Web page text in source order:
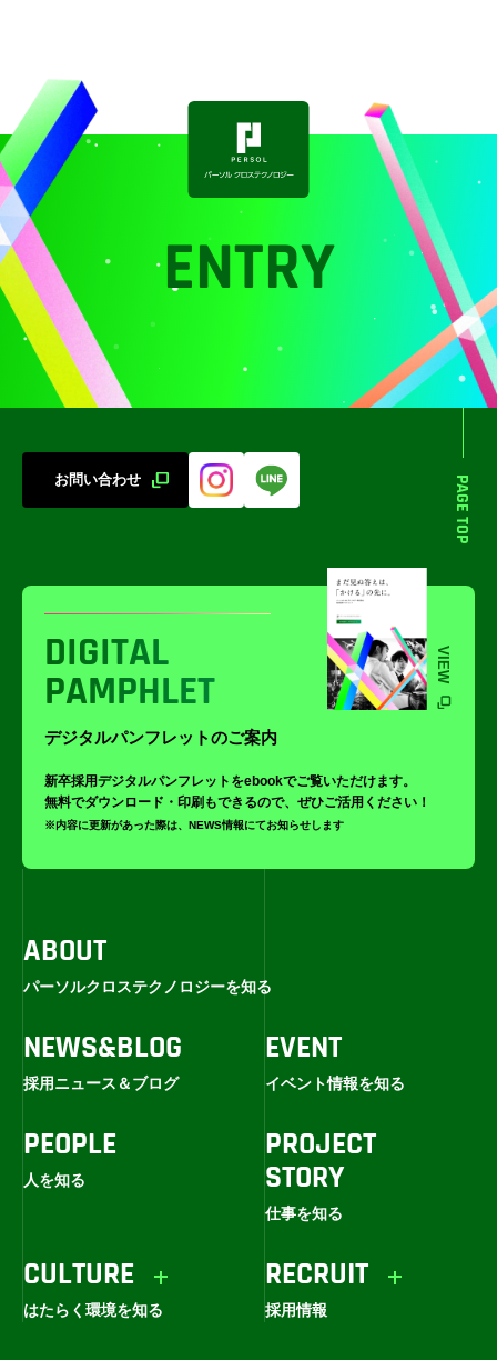
ENTRY
PAGE TOP
お問い合わせ
DIGITAL
PAMPHLET
デジタルパンフレットのご案内
新卒採用デジタルパンフレットをebookでご覧いただけます。
無料でダウンロード・印刷もできるので、ぜひご活用ください！
※内容に更新があった際は、NEWS情報にてお知らせします
VIEW
ABOUT
パーソルクロステクノロジーを知る
NEWS&BLOG
採用ニュース＆ブログ
EVENT
イベント情報を知る
PEOPLE
人を知る
PROJECT
STORY
仕事を知る
CULTURE
はたらく環境を知る
RECRUIT
採用情報